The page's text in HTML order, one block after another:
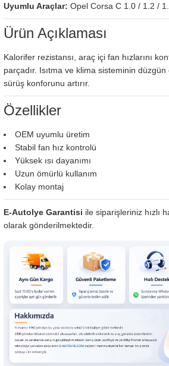
Uyumlu Araçlar: Opel Corsa C 1.0 / 1.2 /
Ürün Açıklaması
Kalorifer rezistansı, araç içi fan hızlarını
parçadır. Isıtma ve klima sisteminin düzgün
sürüş konforunu artırır.
Özellikler
OEM uyumlu üretim
Stabil fan hız kontrolü
Yüksek ısı dayanımı
Uzun ömürlü kullanım
Kolay montaj
E-Autolye Garantisi ile siparişleriniz hızlı
olarak gönderilmektedir.